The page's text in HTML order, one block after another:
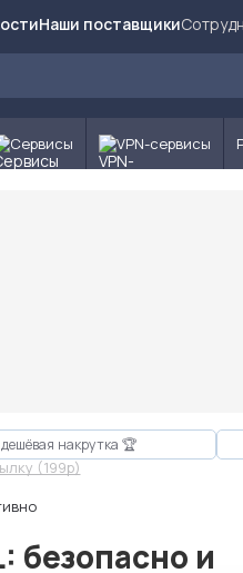
Наши поставщики
Сервисы VPN-сервисы
накрутка 🏆
(199p)
безопасно и